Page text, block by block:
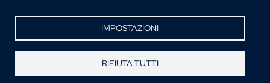
IMPOSTAZIONI
RIFIUTA TUTTI
PEC:amministrazione@pec.unirc.it
FacebookTelegram
X YouTube
©Copyright 2025 - Università degli Studi